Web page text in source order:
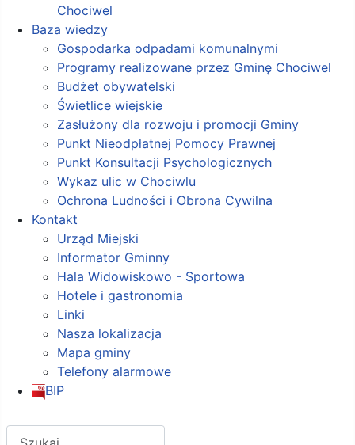
Chociwel
Baza wiedzy
Gospodarka odpadami komunalnymi
Programy realizowane przez Gminę Chociwel
Budżet obywatelski
Świetlice wiejskie
Zasłużony dla rozwoju i promocji Gminy
Punkt Nieodpłatnej Pomocy Prawnej
Punkt Konsultacji Psychologicznych
Wykaz ulic w Chociwlu
Ochrona Ludności i Obrona Cywilna
Kontakt
Urząd Miejski
Informator Gminny
Hala Widowiskowo - Sportowa
Hotele i gastronomia
Linki
Nasza lokalizacja
Mapa gminy
Telefony alarmowe
BIP